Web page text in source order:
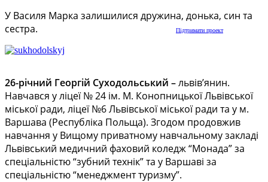
Підтримати проект
У Василя Марка залишилися дружина, донька, син та
сестра.
26-річний Георгій Суходольський –львів’янин.
Навчався у ліцеї № 24 ім. М. Конопницької Львівської
міської ради, ліцеї №6 Львівської міської ради та у м.
Варшава (Республіка Польща). Згодом продовжив
навчання у Вищому приватному навчальному закладі
Львівський медичний фаховий коледж “Монада” за
спеціальністю “зубний технік” та у Варшаві за
спеціальністю “менеджмент туризму”.